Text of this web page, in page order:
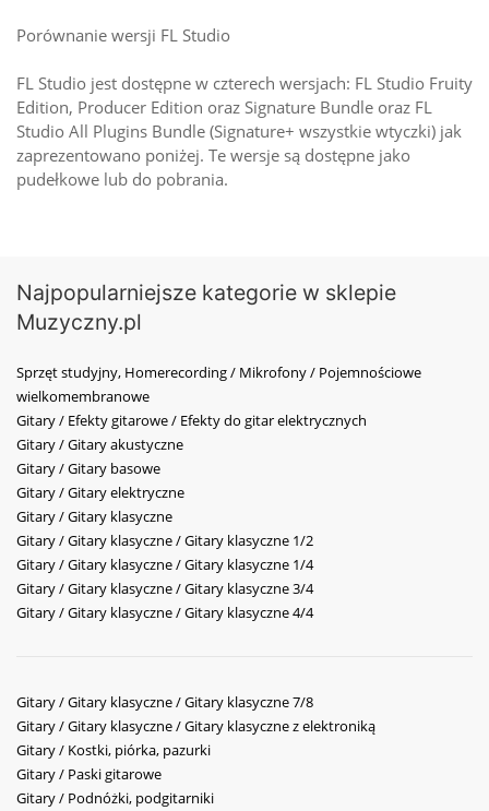
Porównanie wersji FL Studio
FL Studio jest dostępne w czterech wersjach: FL Studio Fruity
Edition, Producer Edition oraz Signature Bundle oraz FL
Studio All Plugins Bundle (Signature+ wszystkie wtyczki) jak
zaprezentowano poniżej. Te wersje są dostępne jako
pudełkowe lub do pobrania.
Najpopularniejsze kategorie w sklepie
Muzyczny.pl
Sprzęt studyjny, Homerecording / Mikrofony / Pojemnościowe
wielkomembranowe
Gitary / Efekty gitarowe / Efekty do gitar elektrycznych
Gitary / Gitary akustyczne
Gitary / Gitary basowe
Gitary / Gitary elektryczne
Gitary / Gitary klasyczne
Gitary / Gitary klasyczne / Gitary klasyczne 1/2
Gitary / Gitary klasyczne / Gitary klasyczne 1/4
Gitary / Gitary klasyczne / Gitary klasyczne 3/4
Gitary / Gitary klasyczne / Gitary klasyczne 4/4
Gitary / Gitary klasyczne / Gitary klasyczne 7/8
Gitary / Gitary klasyczne / Gitary klasyczne z elektroniką
Gitary / Kostki, piórka, pazurki
Gitary / Paski gitarowe
Gitary / Podnóżki, podgitarniki